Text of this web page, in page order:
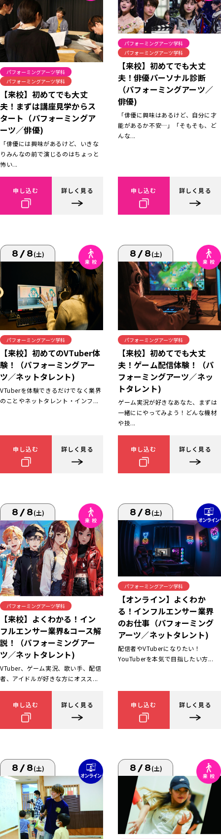
パフォーミングアーツ学科
パフォーミングアーツ学科
【来校】初めてでも大丈
夫！まずは講座見学からス
タート（パフォーミングア
ーツ／俳優)
「俳優には興味があるけど、いきな
りみんなの前で演じるのはちょっと
怖い...
申し込む 詳しく見る
パフォーミングアーツ学科
パフォーミングアーツ学科
【来校】初めてでも大丈
夫！俳優パーソナル診断
（パフォーミングアーツ／
俳優)
「俳優に興味はあるけど、自分に才
能があるか不安…」「そもそも、ど
んな...
申し込む 詳しく見る
8/8(土)
パフォーミングアーツ学科
【来校】初めてのVTuber体
験！（パフォーミングアー
ツ／ネットタレント)
VTuberを体験できるだけでなく業界
のことやネットタレント・インフ...
申し込む 詳しく見る
8/8(土)
パフォーミングアーツ学科
【来校】初めてでも大丈
夫！ゲーム配信体験！（パ
フォーミングアーツ／ネッ
トタレント)
ゲーム実況が好きなあなた、まずは
一緒ににやってみよう！どんな機材
や技...
申し込む 詳しく見る
8/8(土)
パフォーミングアーツ学科
【来校】よくわかる！イン
フルエンサー業界&コース解
説！（パフォーミングアー
ツ／ネットタレント)
VTuber、ゲーム実況、歌い手、配信
者、アイドルが好きな方にオスス...
申し込む 詳しく見る
8/8(土)
パフォーミングアーツ学科
【オンライン】よくわか
る！インフルエンサー業界
のお仕事（パフォーミング
アーツ／ネットタレント)
配信者やVTuberになりたい！
YouTuberを本気で目指したい方...
申し込む 詳しく見る
8/8(土) 8/8(土)